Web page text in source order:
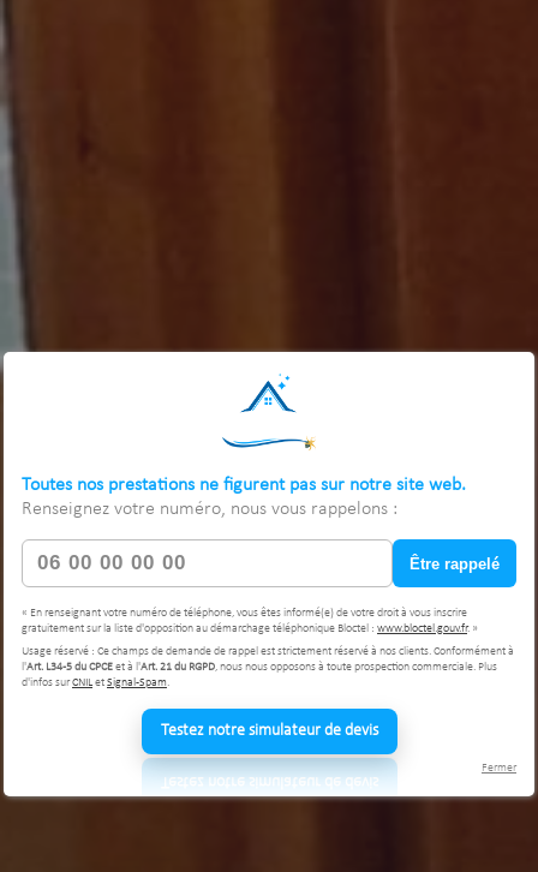
Toutes nos prestations ne figurent pas sur notre site web.
Renseignez votre numéro, nous vous rappelons :
Être rappelé
« En renseignant votre numéro de téléphone, vous êtes informé(e) de votre droit à vous inscrire
gratuitement sur la liste d'opposition au démarchage téléphonique Bloctel : www.bloctel.gouv.fr. »
Usage réservé : Ce champs de demande de rappel est strictement réservé à nos clients. Conformément à
l'Art. L34-5 du CPCEet à l'Art. 21 du RGPD, nous nous opposons à toute prospection commerciale. Plus
d'infos surCNILetSignal-Spam.
Testez notre simulateur de devis
Fermer